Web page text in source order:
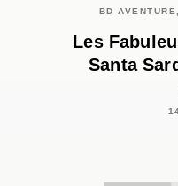
BD
Les
Santa